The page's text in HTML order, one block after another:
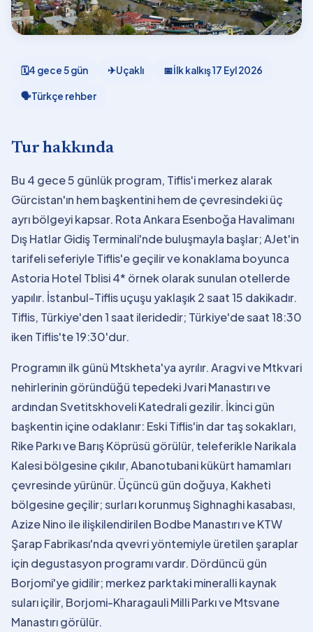
🗓4 gece 5 gün ✈Uçaklı 📅İlk kalkış17 Eyl 2026
🗣Türkçe rehber
Tur hakkında
Bu 4 gece 5 günlük program, Tiflis'i merkez alarak
Gürcistan'ın hem başkentini hem de çevresindeki üç
ayrı bölgeyi kapsar. Rota Ankara Esenboğa Havalimanı
Dış Hatlar Gidiş Terminali'nde buluşmayla başlar; AJet'in
tarifeli seferiyle Tiflis'e geçilir ve konaklama boyunca
Astoria Hotel Tblisi 4* örnek olarak sunulan otellerde
yapılır. İstanbul-Tiflis uçuşu yaklaşık 2 saat 15 dakikadır.
Tiflis, Türkiye'den 1 saat ileridedir; Türkiye'de saat 18:30
iken Tiflis'te 19:30'dur.
Programın ilk günü Mtskheta'ya ayrılır. Aragvi ve Mtkvari
nehirlerinin göründüğü tepedeki Jvari Manastırı ve
ardından Svetitskhoveli Katedrali gezilir. İkinci gün
başkentin içine odaklanır: Eski Tiflis'in dar taş sokakları,
Rike Parkı ve Barış Köprüsü görülür, teleferikle Narikala
Kalesi bölgesine çıkılır, Abanotubani kükürt hamamları
çevresinde yürünür. Üçüncü gün doğuya, Kakheti
bölgesine geçilir; surları korunmuş Sighnaghi kasabası,
Azize Nino ile ilişkilendirilen Bodbe Manastırı ve KTW
Şarap Fabrikası'nda qvevri yöntemiyle üretilen şaraplar
için degustasyon programı vardır. Dördüncü gün
Borjomi'ye gidilir; merkez parktaki mineralli kaynak
suları içilir, Borjomi-Kharagauli Milli Parkı ve Mtsvane
Manastırı görülür.